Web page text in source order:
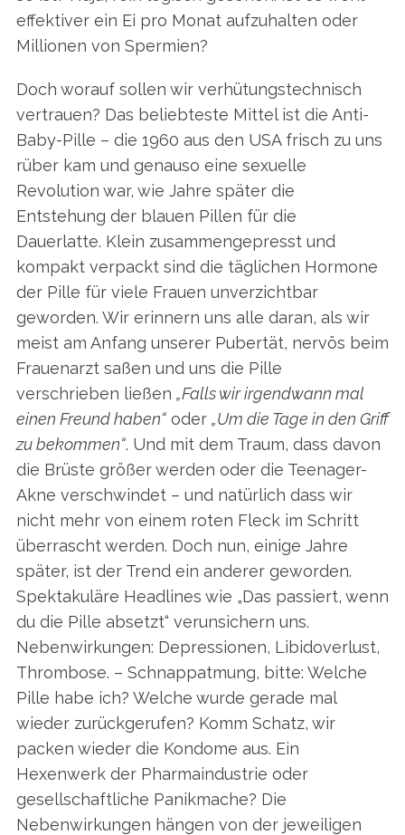
effektiver ein Ei pro Monat aufzuhalten oder
Millionen von Spermien?
Doch worauf sollen wir verhütungstechnisch
vertrauen? Das beliebteste Mittel ist die Anti-
Baby-Pille – die 1960 aus den USA frisch zu uns
rüber kam und genauso eine sexuelle
Revolution war, wie Jahre später die
Entstehung der blauen Pillen für die
Dauerlatte. Klein zusammengepresst und
kompakt verpackt sind die täglichen Hormone
der Pille für viele Frauen unverzichtbar
geworden. Wir erinnern uns alle daran, als wir
meist am Anfang unserer Pubertät, nervös beim
Frauenarzt saßen und uns die Pille
verschrieben ließen „Falls wir irgendwann mal
einen Freund haben“oder „Um die Tage in den Griff
zu bekommen“. Und mit dem Traum, dass davon
die Brüste größer werden oder die Teenager-
Akne verschwindet – und natürlich dass wir
nicht mehr von einem roten Fleck im Schritt
überrascht werden. Doch nun, einige Jahre
später, ist der Trend ein anderer geworden.
Spektakuläre Headlines wie „Das passiert, wenn
du die Pille absetzt“ verunsichern uns.
Nebenwirkungen: Depressionen, Libidoverlust,
Thrombose. – Schnappatmung, bitte: Welche
Pille habe ich? Welche wurde gerade mal
wieder zurückgerufen? Komm Schatz, wir
packen wieder die Kondome aus. Ein
Hexenwerk der Pharmaindustrie oder
gesellschaftliche Panikmache? Die
Nebenwirkungen hängen von der jeweiligen